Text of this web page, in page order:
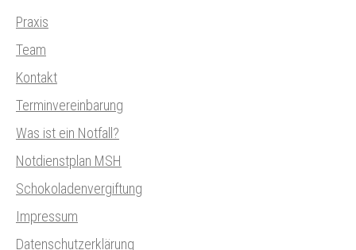
Praxis
Team
Kontakt
Terminvereinbarung
Was ist ein Notfall?
Notdienstplan MSH
Schokoladenvergiftung
Impressum
Datenschutzerklärung